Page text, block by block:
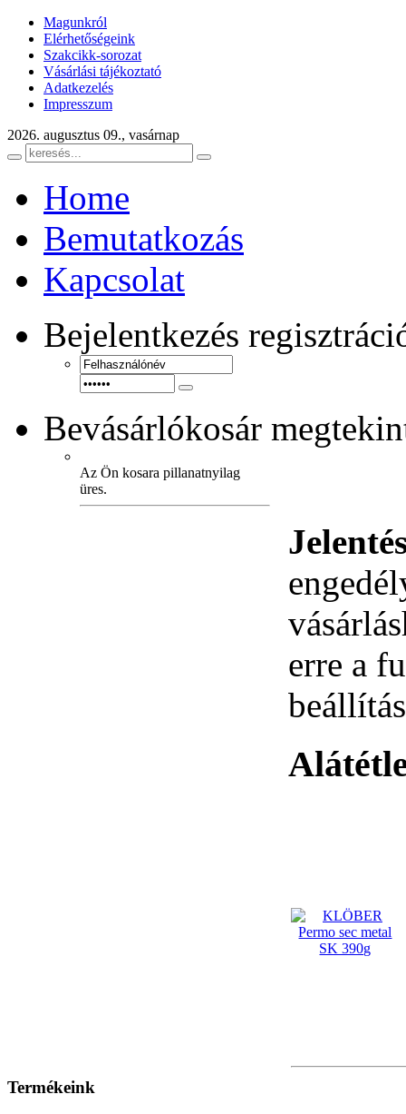
Magunkról
Elérhetőségeink
Szakcikk-sorozat
Vásárlási tájékoztató
Adatkezelés
Impresszum
2026. augusztus 09., vasárnap
Home
Bemutatkozás
Kapcsolat
Bejelentkezés
Bevásárlókosár
Az Ön kosara pillanatnyilag
üres.
erre a
Termékeink